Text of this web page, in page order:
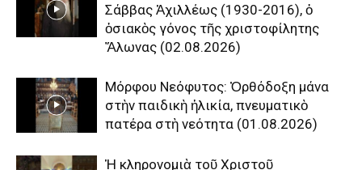
Σάββας Ἀχιλλέως (1930-2016), ὁ
ὁσιακὸς γόνος τῆς χριστοφίλητης
Ἅλωνας (02.08.2026)
Μόρφου Νεόφυτος: Ὀρθόδοξη μάνα
στὴν παιδικὴ ἡλικία, πνευματικὸ
πατέρα στὴ νεότητα (01.08.2026)
Ἡ κληρονομιὰ τοῦ Χριστοῦ